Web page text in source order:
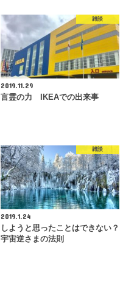
雑談
2019.11.29
言霊の力 IKEAでの出来事
雑談
2019.1.24
しようと思ったことはできない？
宇宙逆さまの法則